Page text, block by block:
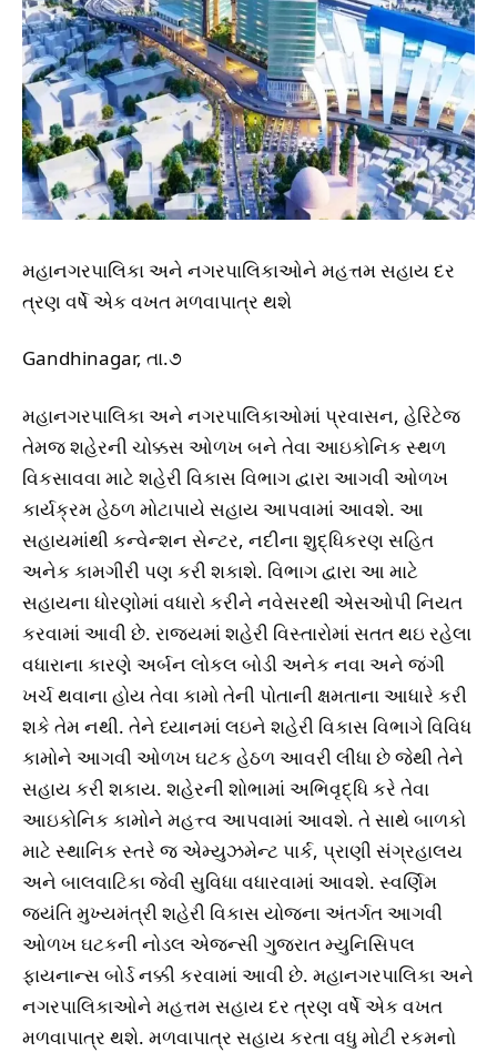
મહાનગરપાલિકા અને નગરપાલિકાઓને મહત્તમ સહાય દર
ત્રણ વર્ષે એક વખત મળવાપાત્ર થશે
Gandhinagar, તા.૭
મહાનગરપાલિકા અને નગરપાલિકાઓમાં પ્રવાસન, હેરિટેજ
તેમજ શહેરની ચોક્કસ ઓળખ બને તેવા આઇકોનિક સ્થળ
વિકસાવવા માટે શહેરી વિકાસ વિભાગ દ્વારા આગવી ઓળખ
કાર્યક્રમ હેઠળ મોટાપાયે સહાય આપવામાં આવશે. આ
સહાયમાંથી કન્વેન્શન સેન્ટર, નદીના શુદ્ધિકરણ સહિત
અનેક કામગીરી પણ કરી શકાશે. વિભાગ દ્વારા આ માટે
સહાયના ધોરણોમાં વધારો કરીને નવેસરથી એસઓપી નિયત
કરવામાં આવી છે. રાજ્યમાં શહેરી વિસ્તારોમાં સતત થઇ રહેલા
વધારાના કારણે અર્બન લોકલ બોડી અનેક નવા અને જંગી
ખર્ચ થવાના હોય તેવા કામો તેની પોતાની ક્ષમતાના આધારે કરી
શકે તેમ નથી. તેને ધ્યાનમાં લઇને શહેરી વિકાસ વિભાગે વિવિધ
કામોને આગવી ઓળખ ઘટક હેઠળ આવરી લીધા છે જેથી તેને
સહાય કરી શકાય. શહેરની શોભામાં અભિવૃદ્ધિ કરે તેવા
આઇકોનિક કામોને મહત્ત્વ આપવામાં આવશે. તે સાથે બાળકો
માટે સ્થાનિક સ્તરે જ એમ્યુઝમેન્ટ પાર્ક, પ્રાણી સંગ્રહાલય
અને બાલવાટિકા જેવી સુવિધા વધારવામાં આવશે. સ્વર્ણિમ
જયંતિ મુખ્યમંત્રી શહેરી વિકાસ યોજના અંતર્ગત આગવી
ઓળખ ઘટકની નોડલ એજન્સી ગુજરાત મ્યુનિસિપલ
ફાયનાન્સ બોર્ડ નક્કી કરવામાં આવી છે. મહાનગરપાલિકા અને
નગરપાલિકાઓને મહત્તમ સહાય દર ત્રણ વર્ષે એક વખત
મળવાપાત્ર થશે. મળવાપાત્ર સહાય કરતા વધુ મોટી રકમનો